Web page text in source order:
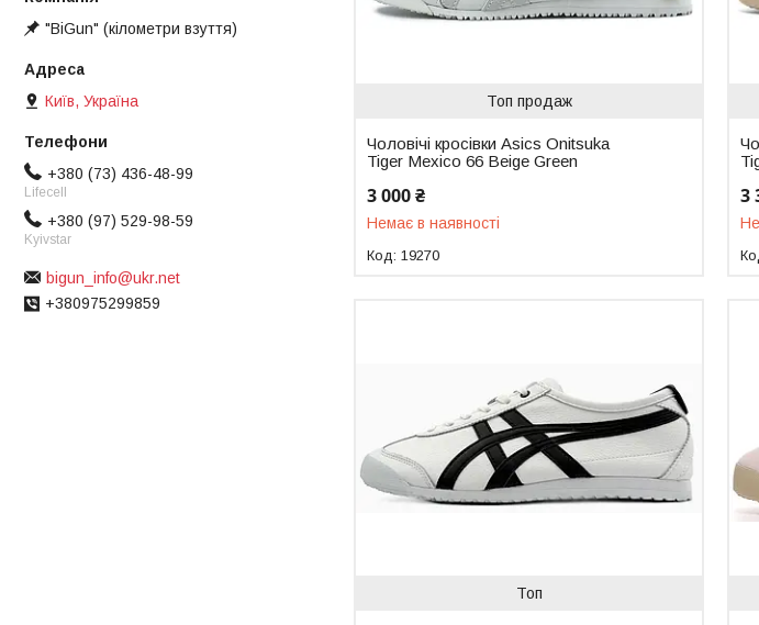
Топ продаж
Чоловічі кросівки Asics Onitsuka
Tiger Mexico 66 Beige Green
3 000 ₴
Немає в наявності
19270
3
Топ
"BiGun" (кілометри взуття)
Київ, Україна
+380 (73) 436-48-99
Lifecell
+380 (97) 529-98-59
Kyivstar
bigun_info@ukr.net
+380975299859